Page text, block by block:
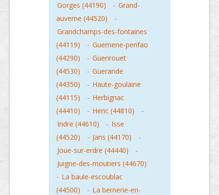
Gorges (44190)
- Grand-
auverne (44520)
-
Grandchamps-des-fontaines
(44119)
- Guemene-penfao
(44290)
- Guenrouet
(44530)
- Guerande
(44350)
- Haute-goulaine
(44115)
- Herbignac
(44410)
- Heric (44810)
-
Indre (44610)
- Isse
(44520)
- Jans (44170)
-
Joue-sur-erdre (44440)
-
Juigne-des-moutiers (44670)
- La baule-escoublac
(44500)
- La bernerie-en-